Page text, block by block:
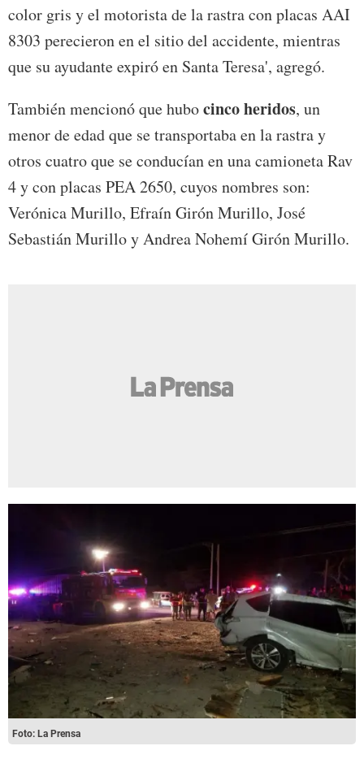
color gris y el motorista de la rastra con placas AAI
8303 perecieron en el sitio del accidente, mientras
que su ayudante expiró en Santa Teresa', agregó.
También mencionó que hubocinco heridos, un
menor de edad que se transportaba en la rastra y
otros cuatro que se conducían en una camioneta Rav
4 y con placas PEA 2650, cuyos nombres son:
Verónica Murillo, Efraín Girón Murillo, José
Sebastián Murillo y Andrea Nohemí Girón Murillo.
Foto: La Prensa